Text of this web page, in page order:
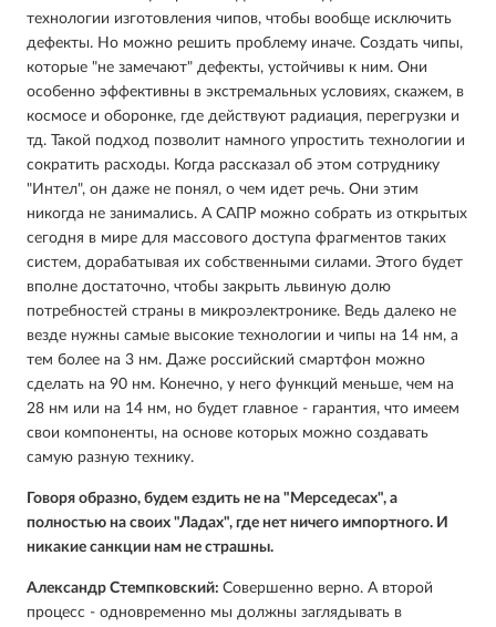
технологии изготовления чипов, чтобы вообще исключить
дефекты. Но можно решить проблему иначе. Создать чипы,
которые "не замечают" дефекты, устойчивы к ним. Они
особенно эффективны в экстремальных условиях, скажем, в
космосе и оборонке, где действуют радиация, перегрузки и
тд. Такой подход позволит намного упростить технологии и
сократить расходы. Когда рассказал об этом сотруднику
"Интел", он даже не понял, о чем идет речь. Они этим
никогда не занимались. А САПР можно собрать из открытых
сегодня в мире для массового доступа фрагментов таких
систем, дорабатывая их собственными силами. Этого будет
вполне достаточно, чтобы закрыть львиную долю
потребностей страны в микроэлектронике. Ведь далеко не
везде нужны самые высокие технологии и чипы на 14 нм, а
тем более на 3 нм. Даже российский смартфон можно
сделать на 90 нм. Конечно, у него функций меньше, чем на
28 нм или на 14 нм, но будет главное - гарантия, что имеем
свои компоненты, на основе которых можно создавать
самую разную технику.
Говоря образно, будем ездить не на "Мерседесах", а
полностью на своих "Ладах", где нет ничего импортного. И
никакие санкции нам не страшны.
Александр Стемпковский: Совершенно верно. А второй
процесс - одновременно мы должны заглядывать в